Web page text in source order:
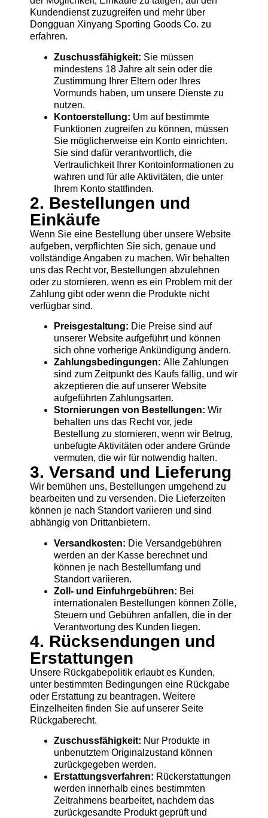
Kundendienst zuzugreifen und mehr über
Dongguan Xinyang Sporting Goods Co. zu
erfahren.
Zuschussfähigkeit: Sie müssen
mindestens 18 Jahre alt sein oder die
Zustimmung Ihrer Eltern oder Ihres
Vormunds haben, um unsere Dienste zu
nutzen.
Kontoerstellung: Um auf bestimmte
Funktionen zugreifen zu können, müssen
Sie möglicherweise ein Konto einrichten.
Sie sind dafür verantwortlich, die
Vertraulichkeit Ihrer Kontoinformationen zu
wahren und für alle Aktivitäten, die unter
Ihrem Konto stattfinden.
2. Bestellungen und
Einkäufe
Wenn Sie eine Bestellung über unsere Website
aufgeben, verpflichten Sie sich, genaue und
vollständige Angaben zu machen. Wir behalten
uns das Recht vor, Bestellungen abzulehnen
oder zu stornieren, wenn es ein Problem mit der
Zahlung gibt oder wenn die Produkte nicht
verfügbar sind.
Preisgestaltung: Die Preise sind auf
unserer Website aufgeführt und können
sich ohne vorherige Ankündigung ändern.
Zahlungsbedingungen: Alle Zahlungen
sind zum Zeitpunkt des Kaufs fällig, und wir
akzeptieren die auf unserer Website
aufgeführten Zahlungsarten.
Stornierungen von Bestellungen: Wir
behalten uns das Recht vor, jede
Bestellung zu stornieren, wenn wir Betrug,
unbefugte Aktivitäten oder andere Gründe
vermuten, die wir für notwendig halten.
3. Versand und Lieferung
Wir bemühen uns, Bestellungen umgehend zu
bearbeiten und zu versenden. Die Lieferzeiten
können je nach Standort variieren und sind
abhängig von Drittanbietern.
Versandkosten: Die Versandgebühren
werden an der Kasse berechnet und
können je nach Bestellumfang und
Standort variieren.
Zoll- und Einfuhrgebühren: Bei
internationalen Bestellungen können Zölle,
Steuern und Gebühren anfallen, die in der
Verantwortung des Kunden liegen.
4. Rücksendungen und
Erstattungen
Unsere Rückgabepolitik erlaubt es Kunden,
unter bestimmten Bedingungen eine Rückgabe
oder Erstattung zu beantragen. Weitere
Einzelheiten finden Sie auf unserer Seite
Rückgaberecht.
Zuschussfähigkeit: Nur Produkte in
unbenutztem Originalzustand können
zurückgegeben werden.
Erstattungsverfahren: Rückerstattungen
werden innerhalb eines bestimmten
Zeitrahmens bearbeitet, nachdem das
zurückgesandte Produkt geprüft und